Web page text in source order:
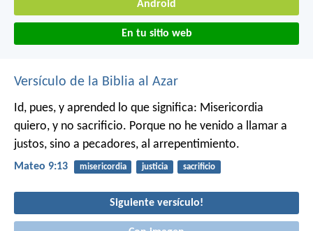
Android
En tu sitio web
Versículo de la Biblia al Azar
Id, pues, y aprended lo que significa: Misericordia
quiero, y no sacrificio. Porque no he venido a llamar a
justos, sino a pecadores, al arrepentimiento.
Mateo 9:13 misericordia justicia sacrificio
Siguiente versículo!